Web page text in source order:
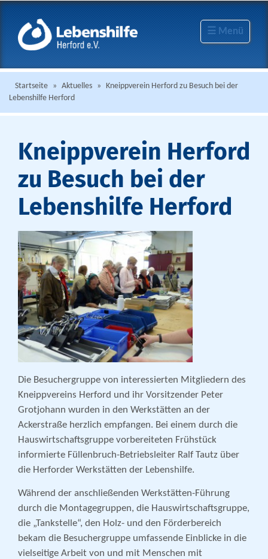
☰ Menü
Startseite » Aktuelles »
Kneippverein Herford zu Besuch bei der
Lebenshilfe Herford
Kneippverein Herford
zu Besuch bei der
Lebenshilfe Herford
Die Besuchergruppe von interessierten Mitgliedern des
Kneippvereins Herford und ihr Vorsitzender Peter
Grotjohann wurden in den Werkstätten an der
Ackerstraße herzlich empfangen. Bei einem durch die
Hauswirtschaftsgruppe vorbereiteten Frühstück
informierte Füllenbruch-Betriebsleiter Ralf Tautz über
die Herforder Werkstätten der Lebenshilfe.
Während der anschließenden Werkstätten-Führung
durch die Montagegruppen, die Hauswirtschaftsgruppe,
die „Tankstelle“, den Holz- und den Förderbereich
bekam die Besuchergruppe umfassende Einblicke in die
vielseitige Arbeit von und mit Menschen mit